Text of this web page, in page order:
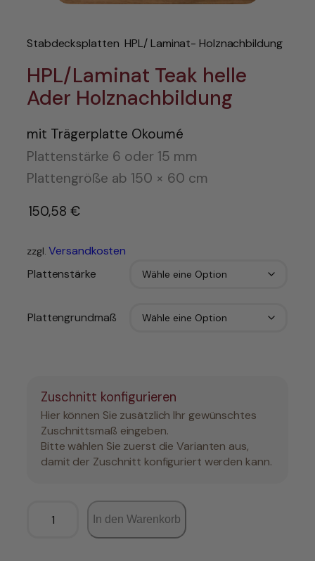
Stabdecksplatten HPL/ Laminat- Holznachbildung
HPL/Laminat Teak helle
Ader Holznachbildung
mit Trägerplatte Okoumé
Plattenstärke 6 oder 15 mm
Plattengröße ab 150 × 60 cm
150,58 €
zzgl.Versandkosten
Plattenstärke
Plattengrundmaß
Zuschnitt konfigurieren
Hier können Sie zusätzlich Ihr gewünschtes
Zuschnittsmaß eingeben.
Bitte wählen Sie zuerst die Varianten aus,
damit der Zuschnitt konfiguriert werden kann.
In den Warenkorb